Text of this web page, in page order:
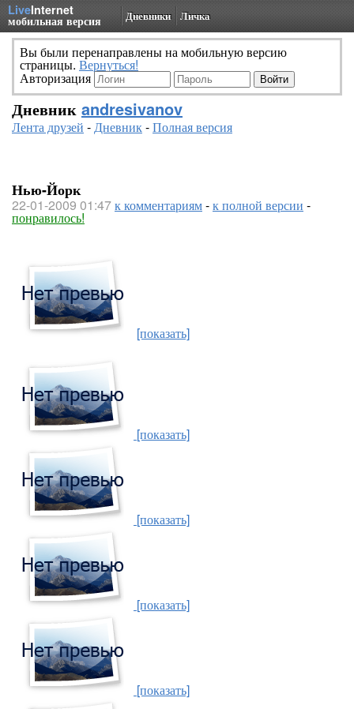
LiveInternet
мобильная версия Дневники Личка
Вы были перенаправлены на мобильную версию
страницы. Вернуться!
Авторизация
Дневник andresivanov
Лента друзей -Дневник-Полная версия
Нью-Йорк
22-01-2009 01:47к комментариям-к полной версии -
понравилось!
[показать]
[показать]
[показать]
[показать]
[показать]